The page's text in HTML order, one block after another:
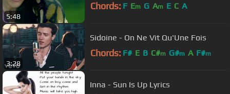
5:48
Chords: F Em G Am E C A
3:28
Sidoine - On Ne Vit Qu'Une Fois
Chords: F# E B C#m G#m A F#m
Inna - Sun Is Up Lyrics